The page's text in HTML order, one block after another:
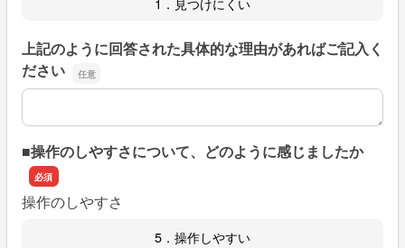
上記のように回答された具体的な理由があればご記入く
ださい
上記のように回答された具体的な理由があればご記入くだ
■操作のしやすさについて、どのように感じましたか
操作のしやすさ
5．操作しやすい